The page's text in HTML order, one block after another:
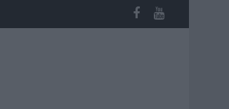
mutatja, hogy Szolnok mennyire élhető